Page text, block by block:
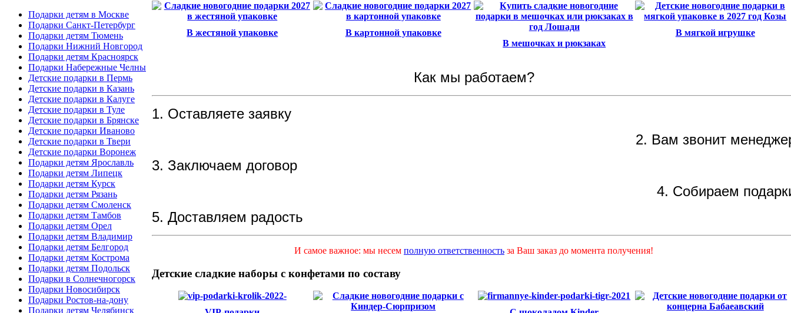
В жестяной упаковке
В картонной упаковке
В мешочках и рюкзаках
В мягкой игрушке
Как мы работаем?
1. Оставляете заявку
2. Вам звонит
3. Заключаем договор
4. Собираем
5. Доставляем радость
И самое важное: мы несем полную ответственность за Ваш заказ до момента получения!
Детские сладкие наборы с конфетами по составу
Подарки детям в Москве
Подарки Санкт-Петербург
Подарки детям Тюмень
Подарки Нижний Новгород
Подарки детям Красноярск
Подарки Набережные Челны
Детские подарки в Пермь
Детские подарки в Казань
Детские подарки в Калуге
Детские подарки в Туле
Детские подарки в Брянске
Детские подарки Иваново
Детские подарки в Твери
Детские подарки Воронеж
Подарки детям Ярославль
Подарки детям Липецк
Подарки детям Курск
Подарки детям Рязань
Подарки детям Смоленск
Подарки детям Тамбов
Подарки детям Орел
Подарки детям Владимир
Подарки детям Белгород
Подарки детям Кострома
Подарки детям Подольск
Подарки в Солнечногорск
Подарки Новосибирск
Подарки Ростов-на-дону
Подарки детям Челябинск